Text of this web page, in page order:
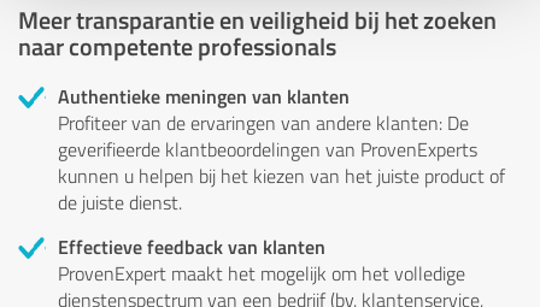
Meer transparantie en veiligheid bij het zoeken
naar competente professionals
Authentieke meningen van klanten
Profiteer van de ervaringen van andere klanten: De
geverifieerde klantbeoordelingen van ProvenExperts
kunnen u helpen bij het kiezen van het juiste product of
de juiste dienst.
Effectieve feedback van klanten
ProvenExpert maakt het mogelijk om het volledige
dienstenspectrum van een bedrijf (bv. klantenservice,